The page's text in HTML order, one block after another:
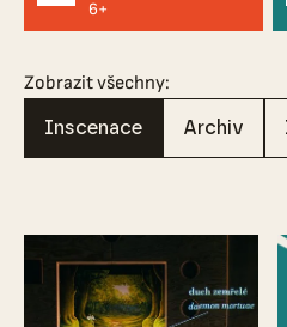
6+
Zobrazit všechny:
Inscenace
Archiv